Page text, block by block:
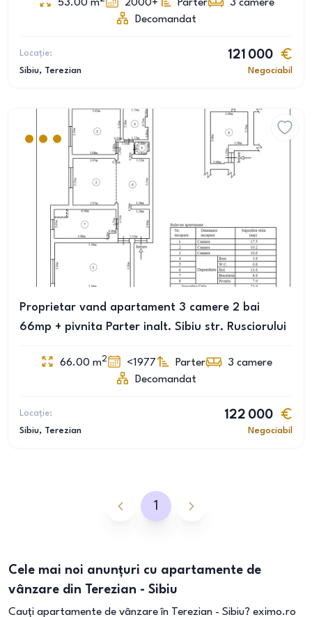
53.00 m 2000+ Parter 3 camere
Decomandat
Locație:
Sibiu, Terezian
121 000
Negociabil
Proprietar vand apartament 3 camere 2 bai
66mp + pivnita Parter inalt. Sibiu str. Rusciorului
66.00 m2 <1977 Parter 3 camere
Decomandat
Locație:
Sibiu, Terezian
122 000
Negociabil
1
Cele mai noi anunțuri cu apartamente de
vânzare din Terezian - Sibiu
Cauți apartamente de vânzare în Terezian - Sibiu? eximo.ro